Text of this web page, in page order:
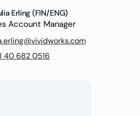
Erling (FIN/ENG)
Account Manager
40 682 0516